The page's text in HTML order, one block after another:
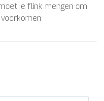
je flink mengen om